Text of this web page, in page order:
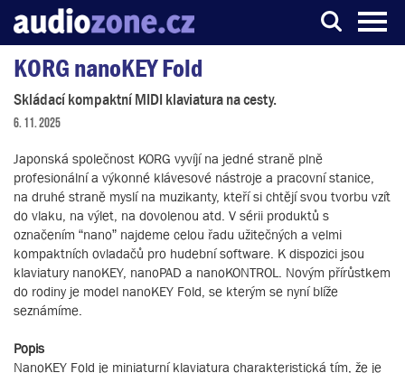
Server o digitálním zpracování zvuku
KORG nanoKEY Fold
Skládací kompaktní MIDI klaviatura na cesty.
6. 11. 2025
Japonská společnost KORG vyvíjí na jedné straně plně
profesionální a výkonné klávesové nástroje a pracovní stanice,
na druhé straně myslí na muzikanty, kteří si chtějí svou tvorbu vzít
do vlaku, na výlet, na dovolenou atd. V sérii produktů s
označením “nano” najdeme celou řadu užitečných a velmi
kompaktních ovladačů pro hudební software. K dispozici jsou
klaviatury nanoKEY, nanoPAD a nanoKONTROL. Novým přírůstkem
do rodiny je model nanoKEY Fold, se kterým se nyní blíže
seznámíme.
Popis
NanoKEY Fold je miniaturní klaviatura charakteristická tím, že je